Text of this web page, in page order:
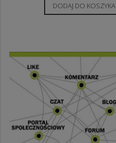
DODAJ DO KOSZYKA